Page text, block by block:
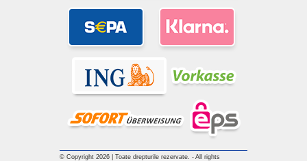
© Copyright 2026 | Toate drepturile rezervate. - All rights